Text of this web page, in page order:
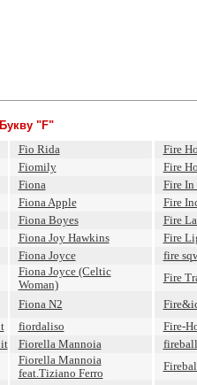
"F"
Fio Rida
Fire
Fiomily
Fire
Fiona
Fire In
Fiona Apple
Fire
Fiona Boyes
Fire
Fiona Joy Hawkins
Fire
Fiona Joyce
fire
Fiona Joyce (Celtic
Woman)
Fire
Fiona N2
fiordaliso
Fire-
Fiorella Mannoia
fireball
Fiorella Mannoia
feat.Tiziano Ferro